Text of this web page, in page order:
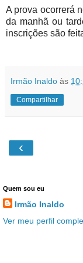
A prova ocorrerá
da manhã ou
inscrições são
Irmão Inaldo às
Compartilhar
‹
Quem sou eu
Irmão Inaldo
Ver meu perfil